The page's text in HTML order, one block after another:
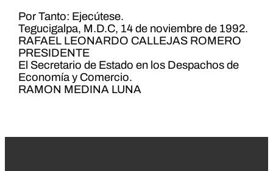
Por Tanto: Ejecútese.
Tegucigalpa, M.D.C, 14 de noviembre de 1992.
RAFAEL LEONARDO CALLEJAS ROMERO
PRESIDENTE
El Secretario de Estado en los Despachos de
Economía y Comercio.
RAMON MEDINA LUNA